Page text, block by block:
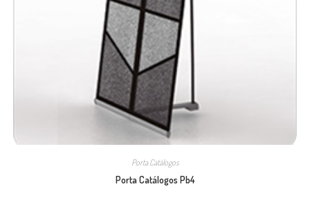
Porta Catálogos
Porta Catálogos Pb4